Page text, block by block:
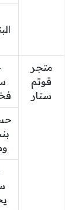
متجر
قوتم
ستار